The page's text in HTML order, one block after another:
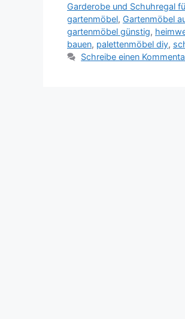
Garderobe und Schuhregal
gartenmöbel, Gartenmöbel
gartenmöbel günstig,
bauen, palettenmöbel diy,
Schreibe einen